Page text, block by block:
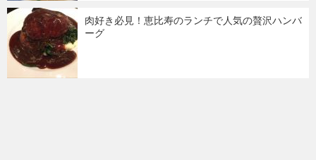
肉好き必見！恵比寿のランチで人気の贅沢ハンバ
ーグ